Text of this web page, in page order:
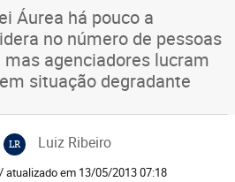
Áurea há pouco a
no número de pessoas
agenciadores lucram
situação degradante
LR Luiz Ribeiro
em 13/05/2013 07:18